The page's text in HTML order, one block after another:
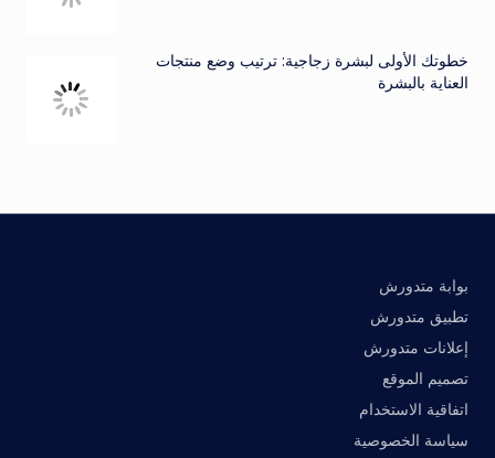
خطوتك الأولى لبشرة زجاجية: ترتيب وضع منتجات
العناية بالبشرة
بوابة متدورش
تطبيق متدورش
إعلانات متدورش
تصميم الموقع
اتفاقية الاستخدام
سياسة الخصوصية